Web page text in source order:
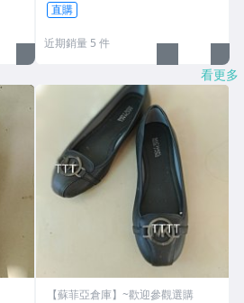
直購
近期銷量 5 件
看更多
【蘇菲亞倉庫】~歡迎參觀選購